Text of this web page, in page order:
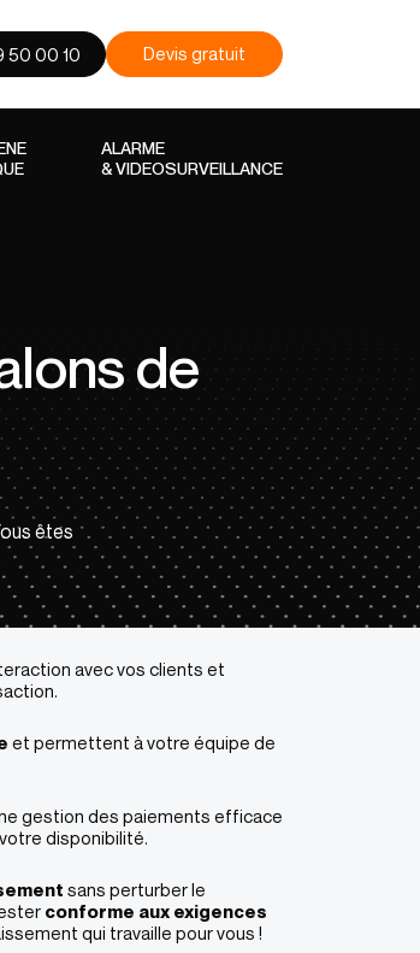
50 00 10 Devis gratuit
ALARME
& VIDEOSURVEILLANCE
de
êtes
avec vos clients et
et permettent à votre équipe de
gestion des paiements efficace
disponibilité.
sans perturber le
conforme aux exigences
qui travaille pour vous !